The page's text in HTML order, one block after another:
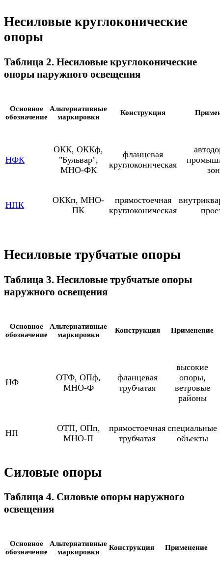
Несиловые круглоконические
опоры
Таблица 2. Несиловые круглоконические
опоры наружного освещения
Основное
обозначение
Альтернативные
маркировки
Конструкция
НФК
ОКК, ОККф,
"Бульвар",
МНО-ФК
фланцевая
круглоконическая
НПК
ОККп, МНО-
ПК
прямостоечная
круглоконическая
Несиловые трубчатые опоры
Таблица 3. Несиловые трубчатые опоры
наружного освещения
Основное
обозначение
Альтернативные
маркировки
Конструкция Применение
НФ
ОТФ, ОПф,
МНО-Ф
фланцевая
трубчатая
высокие
опоры,
ветровые
районы
НП
ОТП, ОПп,
МНО-П
прямостоечная
трубчатая
специальные
объекты
Силовые опоры
Таблица 4. Силовые опоры наружного
освещения
Основное
обозначение
Альтернативные
маркировки
Конструкция Применение